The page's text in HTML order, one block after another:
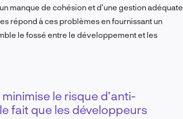
manque de cohésion et d’une gestion adéquate
répond à ces problèmes en fournissant un
le fossé entre le développement et les
le risque d’anti-
fait que les développeurs